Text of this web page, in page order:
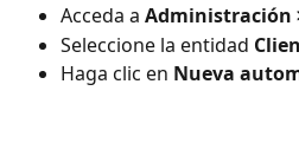
Acceda a Administración
Seleccione la entidad
Haga clic en Nueva